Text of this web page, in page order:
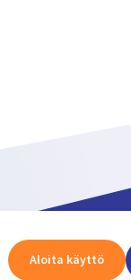
Aloita käyttö